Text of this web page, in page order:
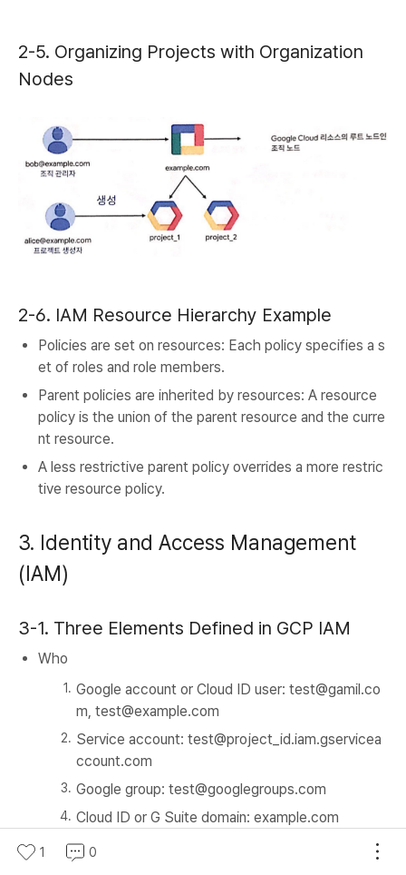
2-5. Organizing Projects with Organization
Nodes
2-6. IAM Resource Hierarchy Example
Policies are set on resources: Each policy specifies a s
et of roles and role members.
Parent policies are inherited by resources: A resource
policy is the union of the parent resource and the curre
nt resource.
A less restrictive parent policy overrides a more restric
tive resource policy.
3. Identity and Access Management
(IAM)
3-1. Three Elements Defined in GCP IAM
Who
Google account or Cloud ID user: test@gamil.co
m, test@example.com
Service account: test@project_id.iam.gservicea
ccount.com
Google group: test@googlegroups.com
Cloud ID or G Suite domain: example.com
What
IAM roles are a collection of related permissions. They
1 0